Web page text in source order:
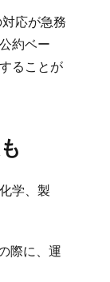
応が急務
約ベー
ることが
学、製
際に、運